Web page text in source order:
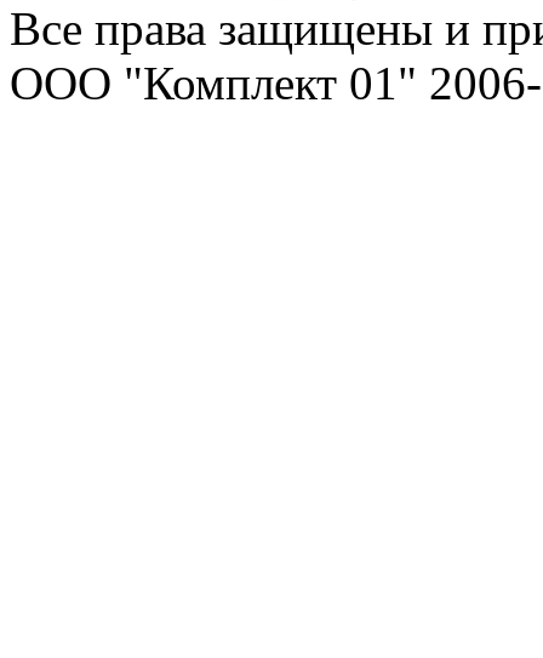
Все права защищены и
ООО "Комплект 01" 2006-